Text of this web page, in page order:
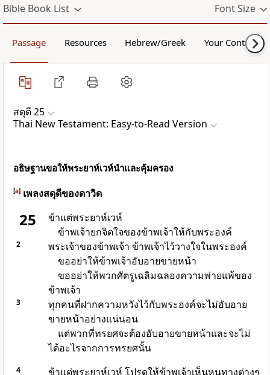
Bible Book List Font Size
Passage Resources Hebrew/Greek Your Content
สดุดี 25
Thai New Testament: Easy-to-Read Version
อธิษฐานขอให้พระยาห์เวห์นำและคุ้มครอง
[a] เพลงสดุดีของดาวิด
25
ข้าแต่พระยาห์เวห์
ข้าพเจ้ายกจิตใจของข้าพเจ้าให้กับพระองค์
2
พระเจ้าของข้าพเจ้า ข้าพเจ้าไว้วางใจในพระองค์
ขออย่าให้ข้าพเจ้าอับอายขายหน้า
ขออย่าให้พวกศัตรูเฉลิมฉลองความพ่ายแพ้ของ
ข้าพเจ้า
3
ทุกคนที่ฝากความหวังไว้กับพระองค์จะไม่อับอาย
ขายหน้าอย่างแน่นอน
แต่พวกที่ทรยศจะต้องอับอายขายหน้าและจะไม่
ได้อะไรจากการทรยศนั้น
4
ข้าแต่พระยาห์เวห์ โปรดให้ข้าพเจ้าเห็นหนทางต่างๆ